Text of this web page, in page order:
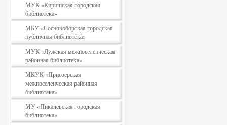
МУК «Киришская городская
библиотека»
МБУ «Сосновоборская городская
публичная библиотека»
МУК «Лужская межпоселенческая
районная библиотека»
МКУК «Приозерская
межпоселенческая районная
библиотека»
МУ «Пикалевская городская
библиотека»